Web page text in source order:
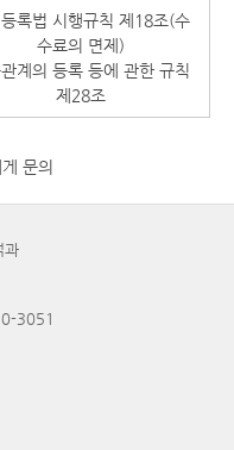
록법 시행규칙 제18조(수
수료의 면제)
계의 등록 등에 관한 규칙
제28조
문의
과
3051